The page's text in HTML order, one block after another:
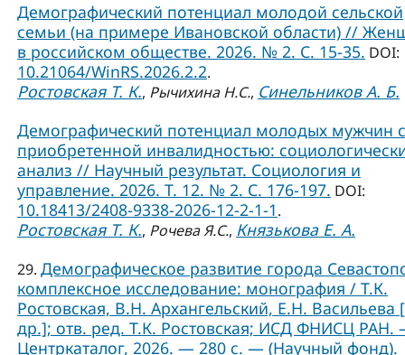
Демографический потенциал молодой сельской
семьи (на примере Ивановской области) //
в российском обществе. 2026. № 2. С. 15-35. DOI:
10.21064/WinRS.2026.2.2.
Ростовская Т. К., Рычихина Н.С., Синельников А. Б.
Демографический потенциал молодых мужчин с
приобретенной инвалидностью:
анализ // Научный результат. Социология и
управление. 2026. Т. 12. № 2. С. 176-197. DOI:
10.18413/2408-9338-2026-12-2-1-1.
Ростовская Т. К., Рочева Я.С., Князькова Е. А.
29. Демографическое развитие города
комплексное исследование: монография / Т.К.
Ростовская, В.Н. Архангельский, Е.Н. Васильева
др.]; отв. ред. Т.К. Ростовская; ИСД ФНИСЦ
Центркаталог, 2026. — 280 с. — (Научный фонд).